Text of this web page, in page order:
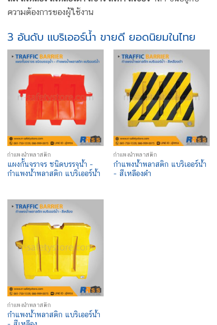
ความต้องการของผู้ใช้งาน
3 อันดับ แบริเออร์น้ำ ขายดี ยอดนิยมในไทย
กำแพงน้ำพลาสติก
แผงกั้นจราจร ชนิดบรรจุน้ำ –
กำแพงน้ำพลาสติก แบริเออร์น้ำ
กำแพงน้ำพลาสติก
กำแพงน้ำพลาสติก แบริเออร์น้ำ
– สีเหลืองดำ
กำแพงน้ำพลาสติก
กำแพงน้ำพลาสติก แบริเออร์น้ำ